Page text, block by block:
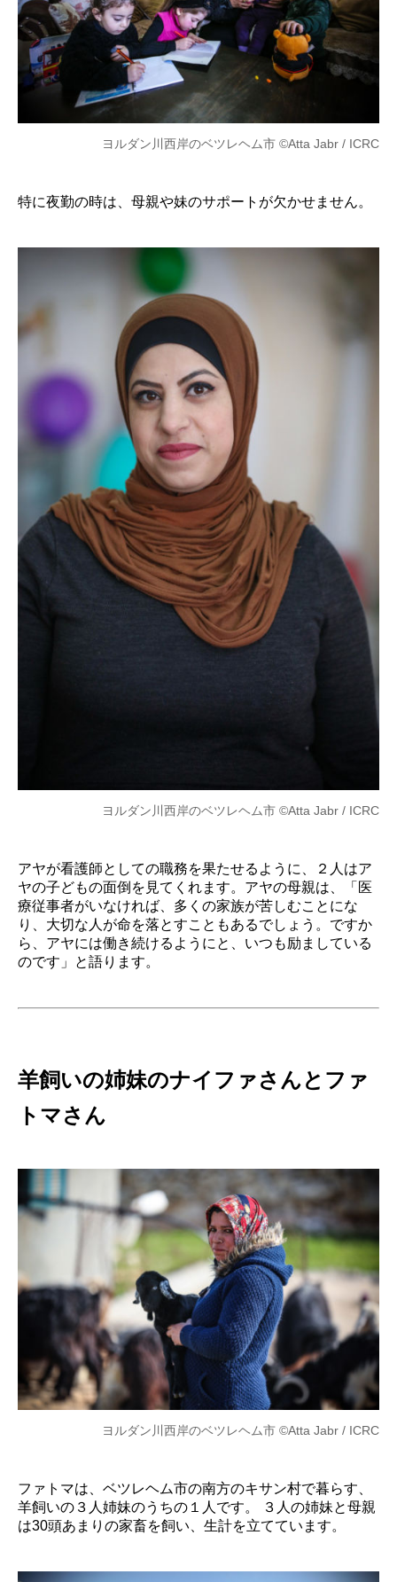
ヨルダン川西岸のベツレヘム市 ©Atta Jabr / ICRC
特に夜勤の時は、母親や妹のサポートが欠かせません。
ヨルダン川西岸のベツレヘム市 ©Atta Jabr / ICRC
アヤが看護師としての職務を果たせるように、２人はア
ヤの子どもの面倒を見てくれます。アヤの母親は、「医
療従事者がいなければ、多くの家族が苦しむことにな
り、大切な人が命を落とすこともあるでしょう。ですか
ら、アヤには働き続けるようにと、いつも励ましている
のです」と語ります。
羊飼いの姉妹のナイファさんとファ
トマさん
ヨルダン川西岸のベツレヘム市 ©Atta Jabr / ICRC
ファトマは、ベツレヘム市の南方のキサン村で暮らす、
羊飼いの３人姉妹のうちの１人です。 ３人の姉妹と母親
は30頭あまりの家畜を飼い、生計を立てています。